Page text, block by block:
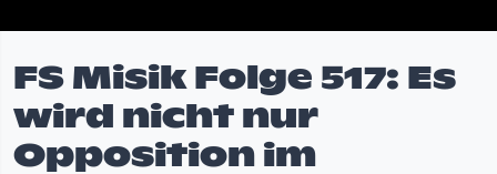
FS Misik Folge 517: Es
wird nicht nur
Opposition im